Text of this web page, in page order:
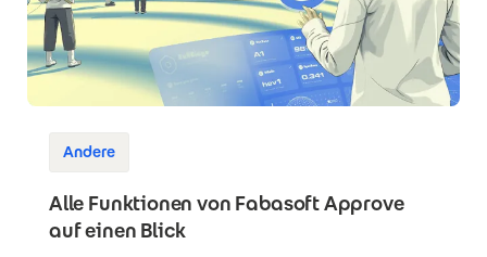
Andere
Alle Funktionen von Fabasoft Approve
auf einen Blick